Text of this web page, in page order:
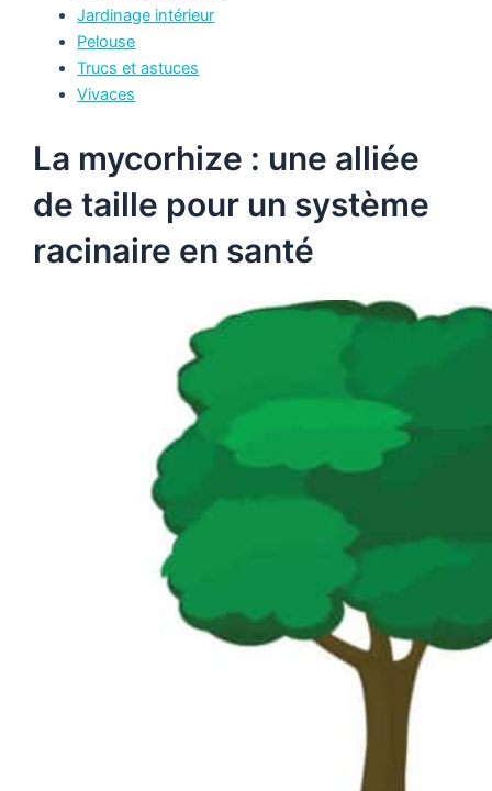
Jardinage intérieur
Pelouse
Trucs et astuces
Vivaces
La mycorhize : une alliée
de taille pour un système
racinaire en santé